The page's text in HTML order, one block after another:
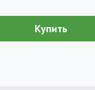
Купить